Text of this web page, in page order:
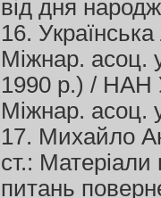
від дня
16.
Міжнар. асоц.
1990 р.) / НАН
Міжнар. асоц.
17. Михайло
ст.: Матеріали
питань